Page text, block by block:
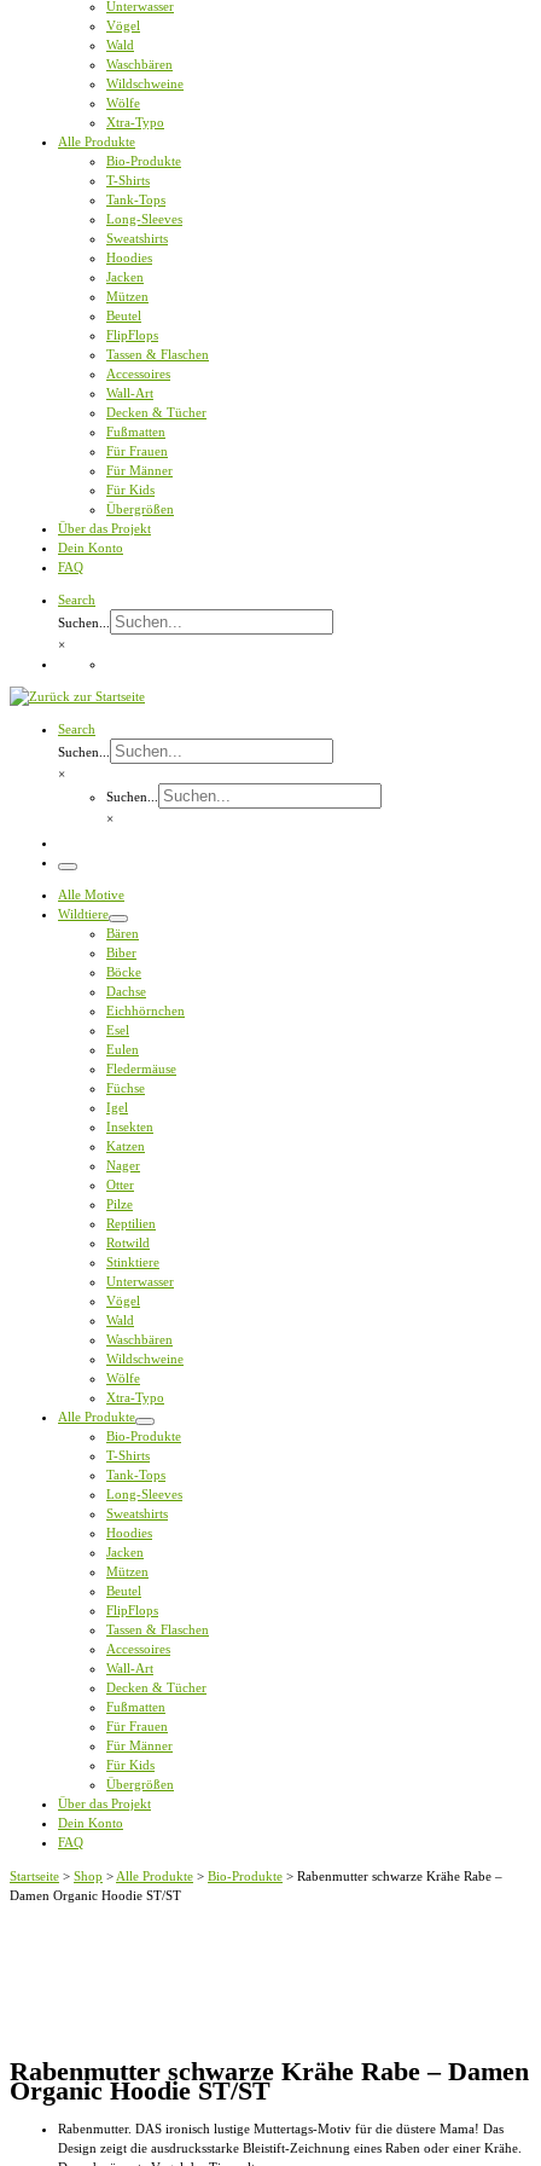
Unterwasser
Vögel
Wald
Waschbären
Wildschweine
Wölfe
Xtra-Typo
Alle Produkte
Bio-Produkte
T-Shirts
Tank-Tops
Long-Sleeves
Sweatshirts
Hoodies
Jacken
Mützen
Beutel
FlipFlops
Tassen & Flaschen
Accessoires
Wall-Art
Decken & Tücher
Fußmatten
Für Frauen
Für Männer
Für Kids
Übergrößen
Über das Projekt
Dein Konto
FAQ
Search
Suchen...
×
Search
Suchen...
×
Suchen...
×
Menü
Alle Motive
Wildtiere
Bären
Biber
Böcke
Dachse
Eichhörnchen
Esel
Eulen
Fledermäuse
Füchse
Igel
Insekten
Katzen
Nager
Otter
Pilze
Reptilien
Rotwild
Stinktiere
Unterwasser
Vögel
Wald
Waschbären
Wildschweine
Wölfe
Xtra-Typo
Alle Produkte
Bio-Produkte
T-Shirts
Tank-Tops
Long-Sleeves
Sweatshirts
Hoodies
Jacken
Mützen
Beutel
FlipFlops
Tassen & Flaschen
Accessoires
Wall-Art
Decken & Tücher
Fußmatten
Für Frauen
Für Männer
Für Kids
Übergrößen
Über das Projekt
Dein Konto
FAQ
Startseite > Shop > Alle Produkte > Bio-Produkte > Rabenmutter schwarze Krähe Rabe –
Damen Organic Hoodie ST/ST
Rabenmutter schwarze Krähe Rabe – Damen
Organic Hoodie ST/ST
Rabenmutter. DAS ironisch lustige Muttertags-Motiv für die düstere Mama! Das
Design zeigt die ausdrucksstarke Bleistift-Zeichnung eines Raben oder einer Krähe.